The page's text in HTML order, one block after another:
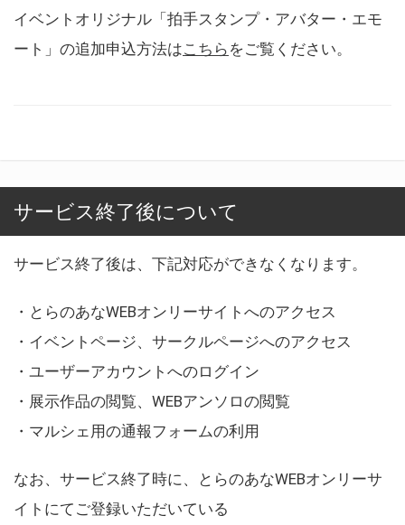
イベントオリジナル「拍手スタンプ・アバター・エモ
ート」の追加申込方法はこちら をご覧ください。
サービス終了後について
サービス終了後は、下記対応ができなくなります。
・とらのあなWEBオンリーサイトへのアクセス
・イベントページ、サークルページへのアクセス
・ユーザーアカウントへのログイン
・展示作品の閲覧、WEBアンソロの閲覧
・マルシェ用の通報フォームの利用
なお、サービス終了時に、とらのあなWEBオンリーサ
イトにてご登録いただいている